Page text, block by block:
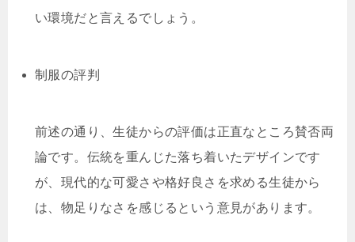
い環境だと言えるでしょう。
制服の評判
前述の通り、生徒からの評価は正直なところ賛否両
論です。伝統を重んじた落ち着いたデザインです
が、現代的な可愛さや格好良さを求める生徒から
は、物足りなさを感じるという意見があります。